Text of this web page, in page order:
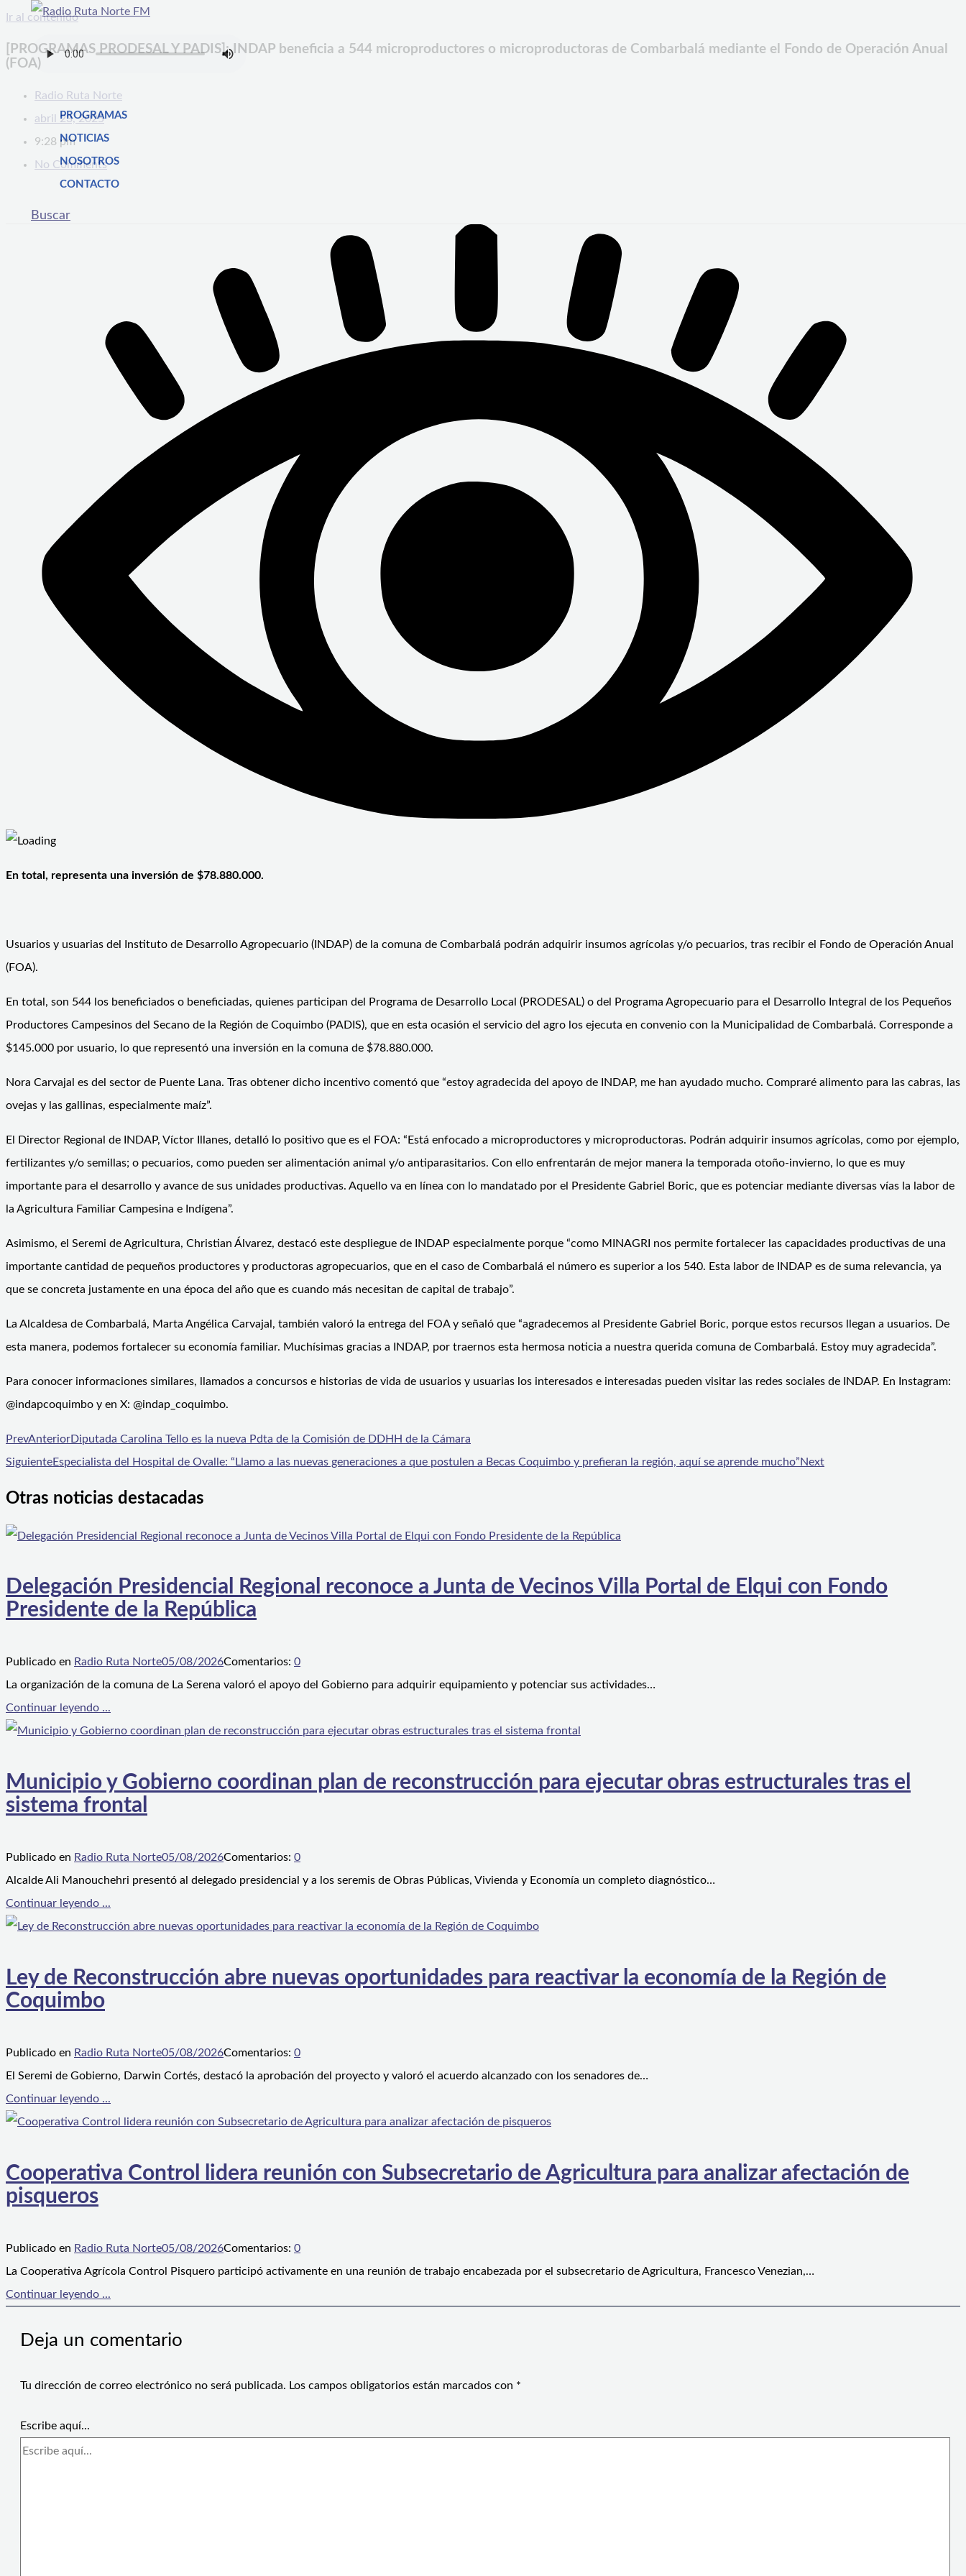
Ir al contenido
PROGRAMAS
NOTICIAS
NOSOTROS
CONTACTO
Buscar
[PROGRAMAS PRODESAL Y PADIS]: INDAP beneficia a 544 microproductores o microproductoras de Combarbalá mediante el Fondo de Operación Anual
(FOA)
Radio Ruta Norte
abril 23, 2025
9:28 pm
No Comments
En total, representa una inversión de $78.880.000.
Usuarios y usuarias del Instituto de Desarrollo Agropecuario (INDAP) de la comuna de Combarbalá podrán adquirir insumos agrícolas y/o pecuarios, tras recibir el Fondo de Operación Anual
(FOA).
En total, son 544 los beneficiados o beneficiadas, quienes participan del Programa de Desarrollo Local (PRODESAL) o del Programa Agropecuario para el Desarrollo Integral de los Pequeños
Productores Campesinos del Secano de la Región de Coquimbo (PADIS), que en esta ocasión el servicio del agro los ejecuta en convenio con la Municipalidad de Combarbalá. Corresponde a
$145.000 por usuario, lo que representó una inversión en la comuna de $78.880.000.
Nora Carvajal es del sector de Puente Lana. Tras obtener dicho incentivo comentó que “estoy agradecida del apoyo de INDAP, me han ayudado mucho. Compraré alimento para las cabras, las
ovejas y las gallinas, especialmente maíz”.
El Director Regional de INDAP, Víctor Illanes, detalló lo positivo que es el FOA: “Está enfocado a microproductores y microproductoras. Podrán adquirir insumos agrícolas, como por ejemplo,
fertilizantes y/o semillas; o pecuarios, como pueden ser alimentación animal y/o antiparasitarios. Con ello enfrentarán de mejor manera la temporada otoño-invierno, lo que es muy
importante para el desarrollo y avance de sus unidades productivas. Aquello va en línea con lo mandatado por el Presidente Gabriel Boric, que es potenciar mediante diversas vías la labor de
la Agricultura Familiar Campesina e Indígena”.
Asimismo, el Seremi de Agricultura, Christian Álvarez, destacó este despliegue de INDAP especialmente porque “como MINAGRI nos permite fortalecer las capacidades productivas de una
importante cantidad de pequeños productores y productoras agropecuarios, que en el caso de Combarbalá el número es superior a los 540. Esta labor de INDAP es de suma relevancia, ya
que se concreta justamente en una época del año que es cuando más necesitan de capital de trabajo”.
La Alcaldesa de Combarbalá, Marta Angélica Carvajal, también valoró la entrega del FOA y señaló que “agradecemos al Presidente Gabriel Boric, porque estos recursos llegan a usuarios. De
esta manera, podemos fortalecer su economía familiar. Muchísimas gracias a INDAP, por traernos esta hermosa noticia a nuestra querida comuna de Combarbalá. Estoy muy agradecida”.
Para conocer informaciones similares, llamados a concursos e historias de vida de usuarios y usuarias los interesados e interesadas pueden visitar las redes sociales de INDAP. En Instagram:
@indapcoquimbo y en X: @indap_coquimbo.
PrevAnteriorDiputada Carolina Tello es la nueva Pdta de la Comisión de DDHH de la Cámara
SiguienteEspecialista del Hospital de Ovalle: “Llamo a las nuevas generaciones a que postulen a Becas Coquimbo y prefieran la región, aquí se aprende mucho”Next
Otras noticias destacadas
Delegación Presidencial Regional reconoce a Junta de Vecinos Villa Portal de Elqui con Fondo
Presidente de la República
Publicado en Radio Ruta Norte05/08/2026Comentarios: 0
La organización de la comuna de La Serena valoró el apoyo del Gobierno para adquirir equipamiento y potenciar sus actividades…
Continuar leyendo ...
Municipio y Gobierno coordinan plan de reconstrucción para ejecutar obras estructurales tras el
sistema frontal
Publicado en Radio Ruta Norte05/08/2026Comentarios: 0
Alcalde Ali Manouchehri presentó al delegado presidencial y a los seremis de Obras Públicas, Vivienda y Economía un completo diagnóstico…
Continuar leyendo ...
Ley de Reconstrucción abre nuevas oportunidades para reactivar la economía de la Región de
Coquimbo
Publicado en Radio Ruta Norte05/08/2026Comentarios: 0
El Seremi de Gobierno, Darwin Cortés, destacó la aprobación del proyecto y valoró el acuerdo alcanzado con los senadores de…
Continuar leyendo ...
Cooperativa Control lidera reunión con Subsecretario de Agricultura para analizar afectación de
pisqueros
Publicado en Radio Ruta Norte05/08/2026Comentarios: 0
La Cooperativa Agrícola Control Pisquero participó activamente en una reunión de trabajo encabezada por el subsecretario de Agricultura, Francesco Venezian,…
Continuar leyendo ...
Deja un comentario
Tu dirección de correo electrónico no será publicada. Los campos obligatorios están marcados con *
Escribe aquí...